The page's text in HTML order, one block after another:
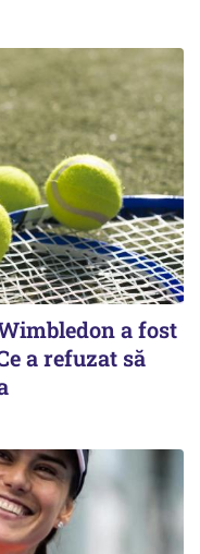
a fost
a refuzat să